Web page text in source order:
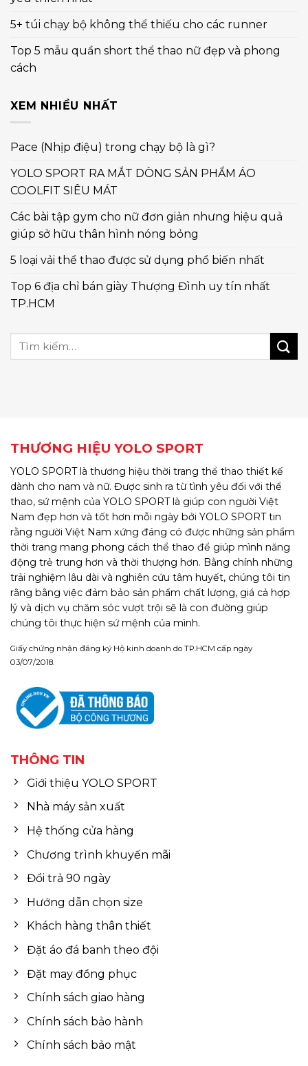
5+ túi chạy bộ không thể thiếu cho các runner
Top 5 mẫu quần short thể thao nữ đẹp và phong
cách
XEM NHIỀU NHẤT
Pace (Nhịp điệu) trong chạy bộ là gì?
YOLO SPORT RA MẮT DÒNG SẢN PHẨM ÁO
COOLFIT SIÊU MÁT
Các bài tập gym cho nữ đơn giản nhưng hiệu quả
giúp sở hữu thân hình nóng bỏng
5 loại vải thể thao được sử dụng phổ biến nhất
Top 6 địa chỉ bán giày Thượng Đình uy tín nhất
TP.HCM
THƯƠNG HIỆU YOLO SPORT
YOLO SPORT là thương hiệu thời trang thể thao thiết kế
dành cho nam và nữ. Được sinh ra từ tình yêu đối với thể
thao, sứ mệnh của YOLO SPORT là giúp con người Việt
Nam đẹp hơn và tốt hơn mỗi ngày bởi YOLO SPORT tin
rằng người Việt Nam xứng đáng có được những sản phẩm
thời trang mang phong cách thể thao để giúp mình năng
động trẻ trung hơn và thời thượng hơn. Bằng chính những
trải nghiệm lâu dài và nghiên cứu tâm huyết, chúng tôi tin
rằng bằng việc đảm bảo sản phẩm chất lượng, giá cả hợp
lý và dịch vụ chăm sóc vượt trội sẽ là con đường giúp
chúng tôi thực hiện sứ mệnh của mình.
Giấy chứng nhận đăng ký Hộ kinh doanh do TP.HCM cấp ngày
03/07/2018.
THÔNG TIN
Giới thiệu YOLO SPORT
Nhà máy sản xuất
Hệ thống cửa hàng
Chương trình khuyến mãi
Đổi trả 90 ngày
Hướng dẫn chọn size
Khách hàng thân thiết
Đặt áo đá banh theo đội
Đặt may đồng phục
Chính sách giao hàng
Chính sách bảo hành
Chính sách bảo mật